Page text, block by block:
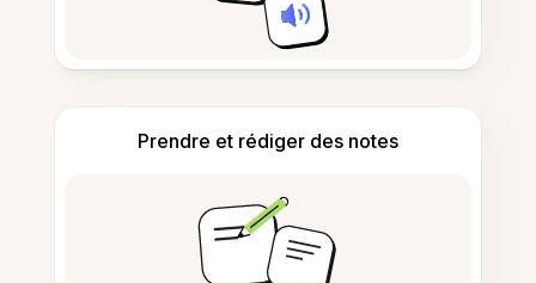
Prendre et rédiger des notes